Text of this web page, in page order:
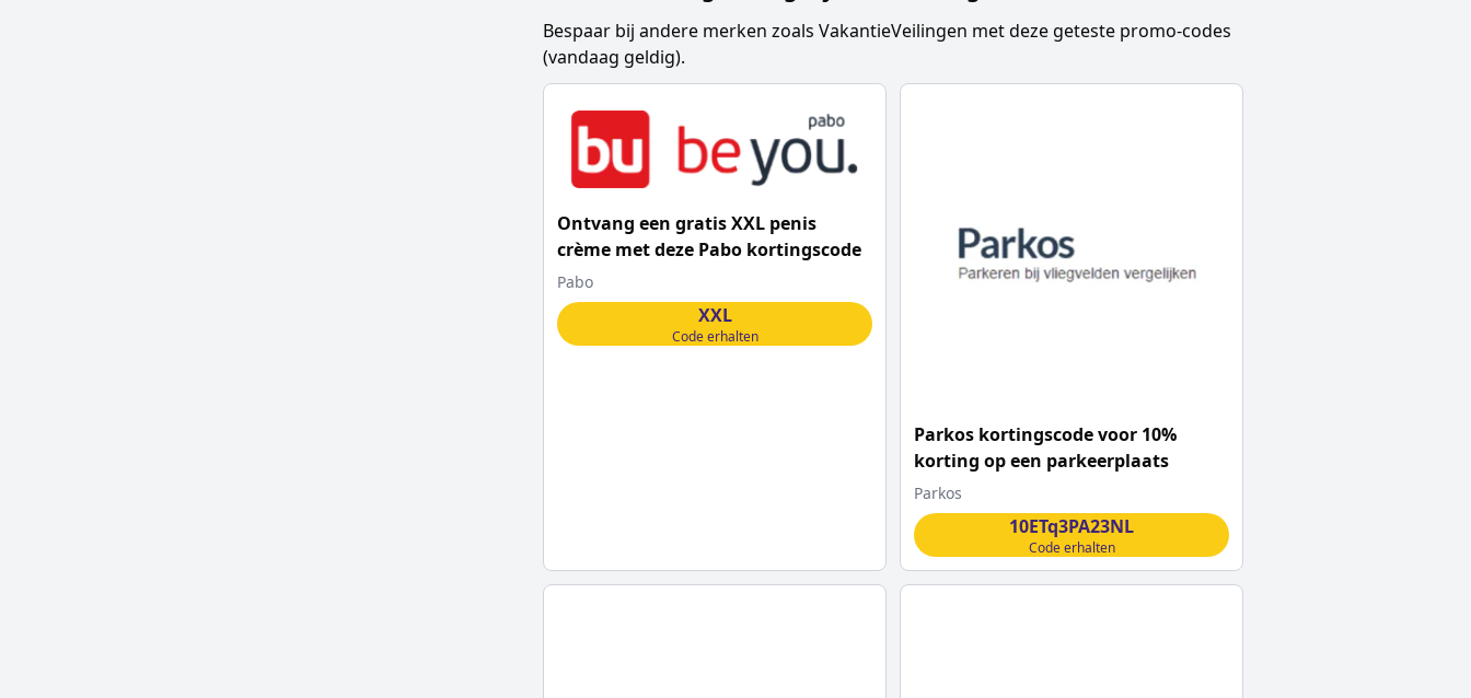
Bespaar bij andere merken zoals VakantieVeilingen met deze geteste promo-codes
(vandaag geldig).
Ontvang een gratis XXL penis
crème met deze Pabo kortingscode
Pabo
XXL
Code erhalten
Parkos kortingscode voor 10%
korting op een parkeerplaats
Parkos
10ETq3PA23NL
Code erhalten